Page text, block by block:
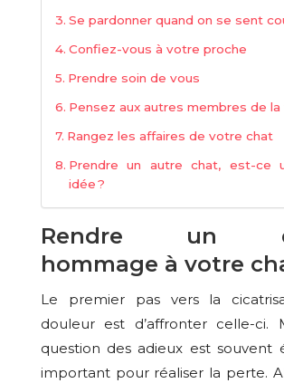
Se pardonner quand on se sent
Confiez-vous à votre proche
Prendre soin de vous
Pensez aux autres membres de la
Rangez les affaires de votre chat
Prendre un autre chat, est-ce
idée ?
Rendre un
hommage à votre
Le premier pas vers la
douleur est d’affronter celle-ci.
question des adieux est souvent
important pour réaliser la perte.